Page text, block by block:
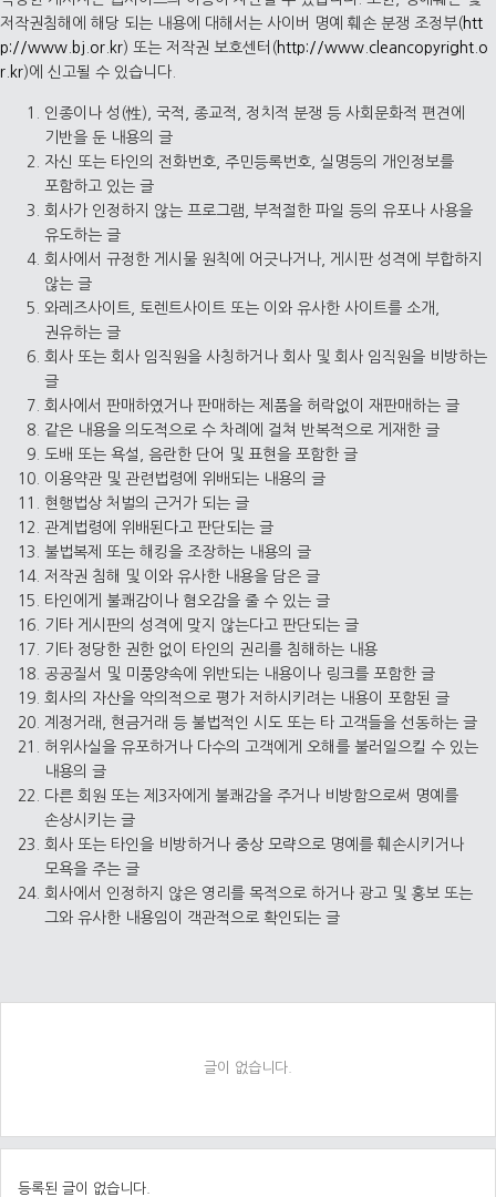
저작권침해에 해당 되는 내용에 대해서는 사이버 명예 훼손 분쟁 조정부( htt
p://www.bj.or.kr) 또는 저작권 보호센터( http://www.cleancopyright.o
r.kr)에 신고될 수 있습니다.
인종이나 성(性), 국적, 종교적, 정치적 분쟁 등 사회문화적 편견에
기반을 둔 내용의 글
자신 또는 타인의 전화번호, 주민등록번호, 실명등의 개인정보를
포함하고 있는 글
회사가 인정하지 않는 프로그램, 부적절한 파일 등의 유포나 사용을
유도하는 글
회사에서 규정한 게시물 원칙에 어긋나거나, 게시판 성격에 부합하지
않는 글
와레즈사이트, 토렌트사이트 또는 이와 유사한 사이트를 소개,
권유하는 글
회사 또는 회사 임직원을 사칭하거나 회사 및 회사 임직원을 비방하는
글
회사에서 판매하였거나 판매하는 제품을 허락없이 재판매하는 글
같은 내용을 의도적으로 수 차례에 걸쳐 반복적으로 게재한 글
도배 또는 욕설, 음란한 단어 및 표현을 포함한 글
이용약관 및 관련법령에 위배되는 내용의 글
현행법상 처벌의 근거가 되는 글
관계법령에 위배된다고 판단되는 글
불법복제 또는 해킹을 조장하는 내용의 글
저작권 침해 및 이와 유사한 내용을 담은 글
타인에게 불쾌감이나 혐오감을 줄 수 있는 글
기타 게시판의 성격에 맞지 않는다고 판단되는 글
기타 정당한 권한 없이 타인의 권리를 침해하는 내용
공공질서 및 미풍양속에 위반되는 내용이나 링크를 포함한 글
회사의 자산을 악의적으로 평가 저하시키려는 내용이 포함된 글
계정거래, 현금거래 등 불법적인 시도 또는 타 고객들을 선동하는 글
허위사실을 유포하거나 다수의 고객에게 오해를 불러일으킬 수 있는
내용의 글
다른 회원 또는 제3자에게 불쾌감을 주거나 비방함으로써 명예를
손상시키는 글
회사 또는 타인을 비방하거나 중상 모략으로 명예를 훼손시키거나
모욕을 주는 글
회사에서 인정하지 않은 영리를 목적으로 하거나 광고 및 홍보 또는
그와 유사한 내용임이 객관적으로 확인되는 글
글이 없습니다.
등록된 글이 없습니다.